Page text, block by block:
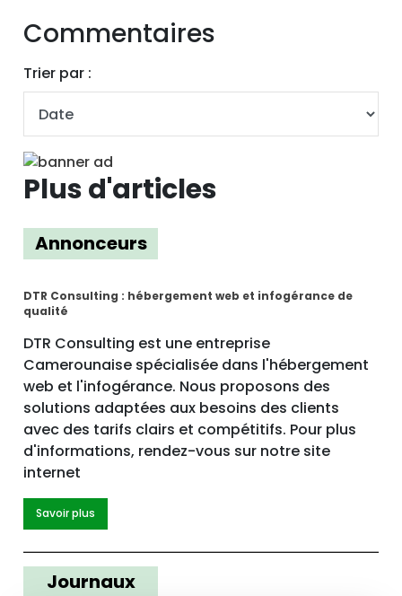
Commentaires
Trier par :
Plus d'articles
Annonceurs
DTR Consulting : hébergement web et infogérance de
qualité
DTR Consulting est une entreprise
Camerounaise spécialisée dans l'hébergement
web et l'infogérance. Nous proposons des
solutions adaptées aux besoins des clients
avec des tarifs clairs et compétitifs. Pour plus
d'informations, rendez-vous sur notre site
internet
Savoir plus
Journaux